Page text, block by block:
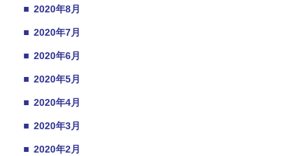
■ 2020年8月
■ 2020年7月
■ 2020年6月
■ 2020年5月
■ 2020年4月
■ 2020年3月
■ 2020年2月